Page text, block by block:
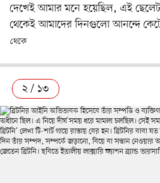
দেখেই আমার মনে হয়েছিল, এই
থেকেই আমাদের দিনগুলো আনন্দে কেটে
থেকে
২ / ১৩